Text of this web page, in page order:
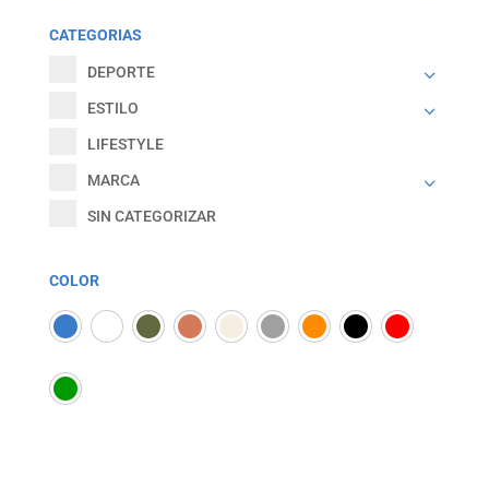
CATEGORIAS
DEPORTE
ESTILO
LIFESTYLE
MARCA
SIN CATEGORIZAR
COLOR